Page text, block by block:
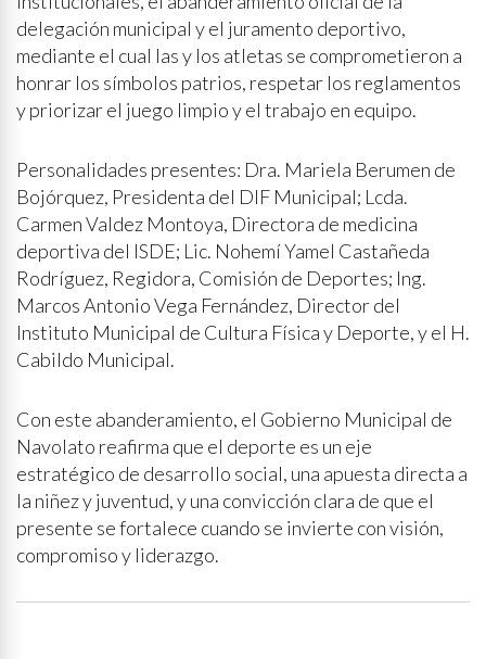
delegación municipal y el juramento deportivo,
mediante el cual las y los atletas se comprometieron a
honrar los símbolos patrios, respetar los reglamentos
y priorizar el juego limpio y el trabajo en equipo.
Personalidades presentes: Dra. Mariela Berumen de
Bojórquez, Presidenta del DIF Municipal; Lcda.
Carmen Valdez Montoya, Directora de medicina
deportiva del ISDE; Lic. Nohemí Yamel Castañeda
Rodríguez, Regidora, Comisión de Deportes; Ing.
Marcos Antonio Vega Fernández, Director del
Instituto Municipal de Cultura Física y Deporte, y el H.
Cabildo Municipal.
Con este abanderamiento, el Gobierno Municipal de
Navolato reafirma que el deporte es un eje
estratégico de desarrollo social, una apuesta directa a
la niñez y juventud, y una convicción clara de que el
presente se fortalece cuando se invierte con visión,
compromiso y liderazgo.